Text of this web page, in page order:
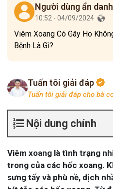
Người dùng ẩn danh
10:52 - 04/09/2024
Viêm Xoang Có Gây Ho
Bệnh Là Gì?
Tuấn tôi giải đáp
Tuấn tôi giải đáp cho bà
Nội dung chính
Viêm xoang là tình trạng
trong của các hốc xoang.
sưng tấy và phù nề, dịch